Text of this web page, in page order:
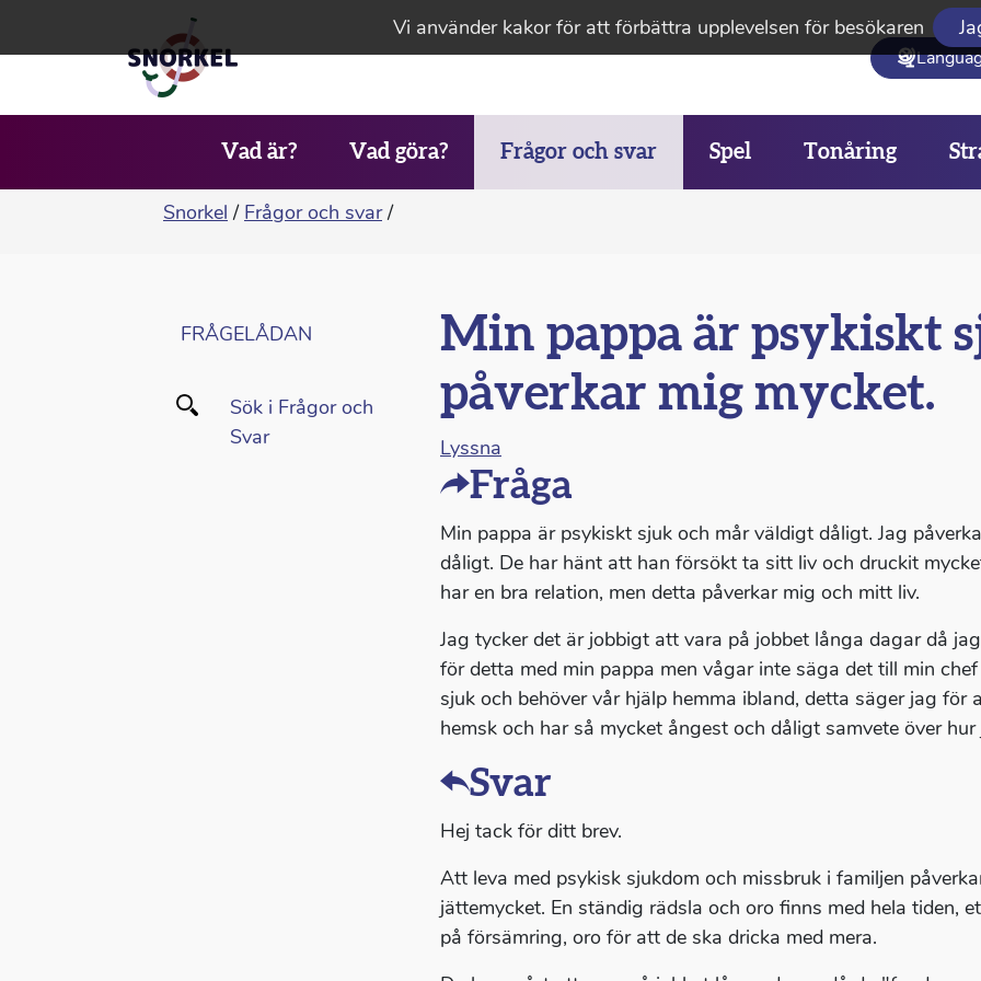
Vi använder kakor för att förbättra upplevelsen för besökaren
Vad är? Vad göra? Frågor och svar Spel Tonåring
Snorkel / Frågor och svar /
FRÅGELÅDAN
Sök i Frågor och
Svar
Min pappa är psykiskt
påverkar mig mycket.
Lyssna
Fråga
Min pappa är psykiskt sjuk och mår väldigt dåligt. Jag
dåligt. De har hänt att han försökt ta sitt liv och druckit
har en bra relation, men detta påverkar mig och mitt liv.
Jag tycker det är jobbigt att vara på jobbet långa dagar då
för detta med min pappa men vågar inte säga det till min
sjuk och behöver vår hjälp hemma ibland, detta säger jag för
hemsk och har så mycket ångest och dåligt samvete över
Svar
Hej tack för ditt brev.
Att leva med psykisk sjukdom och missbruk i familjen
jättemycket. En ständig rädsla och oro finns med hela tiden,
på försämring, oro för att de ska dricka med mera.